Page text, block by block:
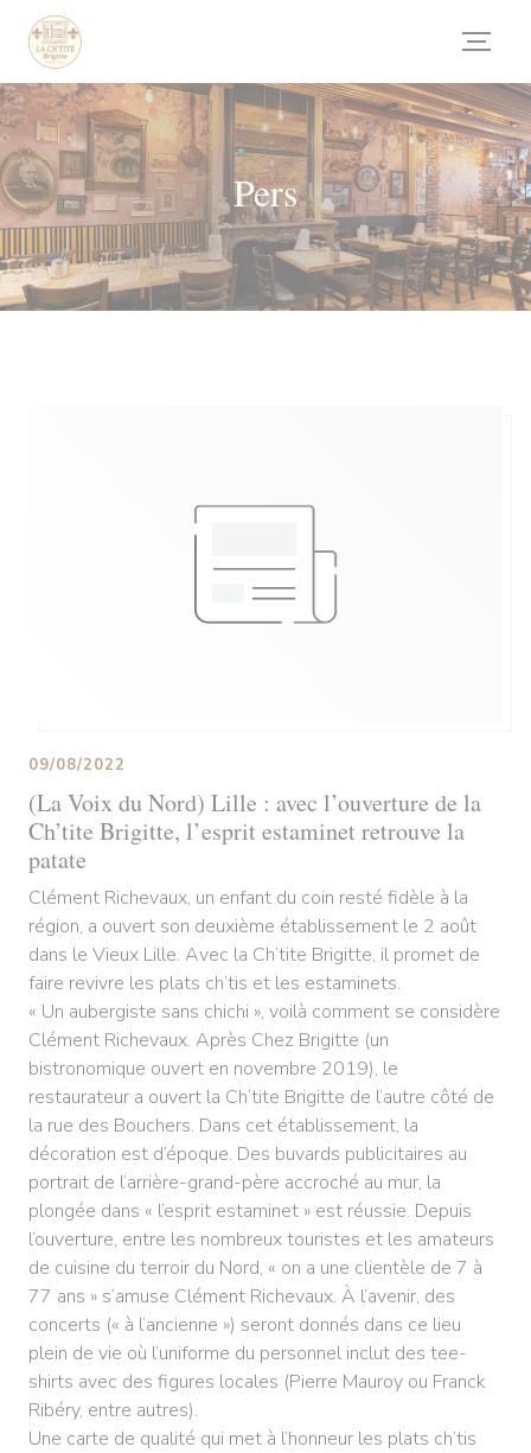
Cookies beheer paneel
Pers
(La Voix du Nord) Lille : avec l’ouverture de la
Ch’tite Brigitte, l’esprit estaminet retrouve la
patate
09/08/2022
Clément Richevaux, un enfant du coin resté fidèle à la
région, a ouvert son deuxième établissement le 2 août
dans le Vieux Lille. Avec la Ch’tite Brigitte, il promet de
faire revivre les plats ch’tis et les estaminets.
« Un aubergiste sans chichi », voilà comment se considère
Clément Richevaux. Après Chez Brigitte (un
bistronomique ouvert en novembre 2019), le
restaurateur a ouvert la Ch’tite Brigitte de l’autre côté de
la rue des Bouchers. Dans cet établissement, la
décoration est d’époque. Des buvards publicitaires au
portrait de l’arrière-grand-père accroché au mur, la
plongée dans « l’esprit estaminet » est réussie. Depuis
l’ouverture, entre les nombreux touristes et les amateurs
de cuisine du terroir du Nord, « on a une clientèle de 7 à
77 ans » s’amuse Clément Richevaux. À l’avenir, des
concerts (« à l’ancienne ») seront donnés dans ce lieu
plein de vie où l’uniforme du personnel inclut des tee-
shirts avec des figures locales (Pierre Mauroy ou Franck
Ribéry, entre autres).
Une carte de qualité qui met à l’honneur les plats ch’tis